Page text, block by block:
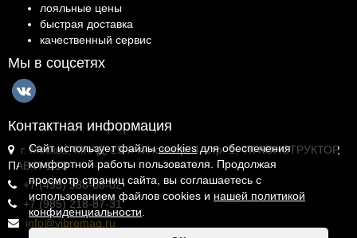
лояльные цены
быстрая доставка
качественный сервис
Мы в соцсетях
Контактная информация
г. Москва, МКАД, 25-й километр, 4, стр. 1, ТК КОНСТРУКТОР,
ПАВ.И-1.18
+7 (495) 988-06-02
+7 (985) 218-87-31
info@vibromag.ru
Сайт использует файлыcookiesдля обеспечения
комфортной работы пользователя. Продолжая
просмотр страниц сайта, вы соглашаетесь с
использованием файлов cookies и нашей политикой
конфиденциальности